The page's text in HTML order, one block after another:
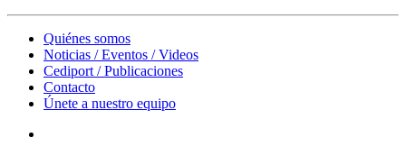
Quiénes somos
Noticias / Eventos / Videos
Cediport / Publicaciones
Contacto
Únete a nuestro equipo